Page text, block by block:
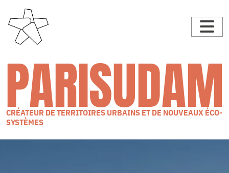
PARISUDAM
CRÉATEUR DE TERRITOIRES URBAINS ET DE NOUVEAUX ÉCO-
SYSTÈMES